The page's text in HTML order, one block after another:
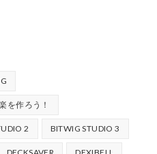
を作ろう！
2 BITWIG STUDIO 3